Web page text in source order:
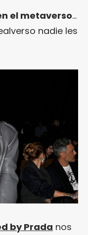
el metaverso…
nadie les
by Prada nos